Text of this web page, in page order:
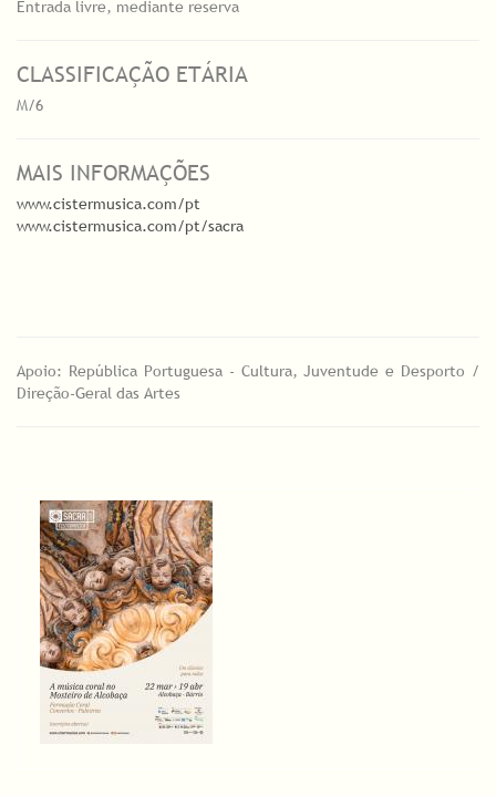
Entrada livre, mediante reserva
CLASSIFICAÇÃO ETÁRIA
M/6
MAIS INFORMAÇÕES
www.cistermusica.com/pt
www.cistermusica.com/pt/sacra
Apoio: República Portuguesa - Cultura, Juventude e Desporto /
Direção-Geral das Artes